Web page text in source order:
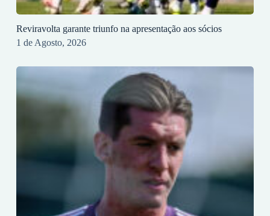
Reviravolta garante triunfo na apresentação aos sócios
1 de Agosto, 2026